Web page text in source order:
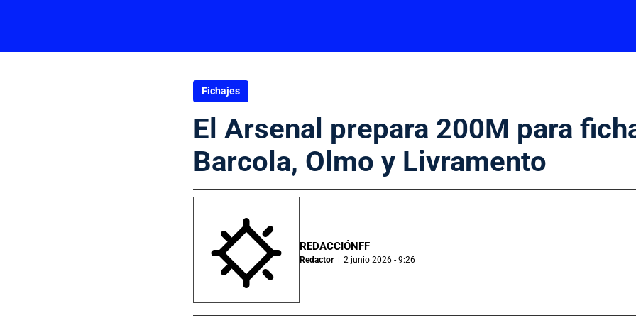
Fichajes
El Arsenal prepara 200M para
Barcola, Olmo y Livramento
REDACCIÓNFF
Redactor 2 junio 2026 - 9:26